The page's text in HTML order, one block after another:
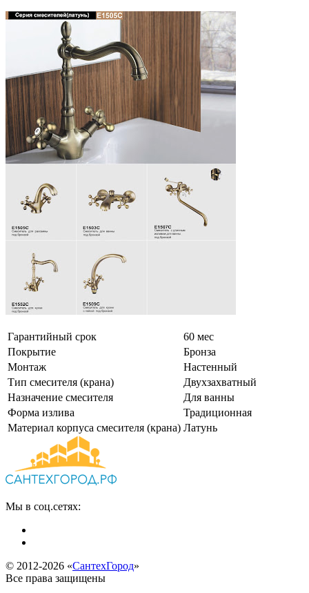
Гарантийный срок
60 мес
Покрытие
Бронза
Монтаж
Настенный
Тип смесителя (крана)
Двухзахватный
Назначение смесителя
Для ванны
Форма излива
Традиционная
Материал корпуса смесителя (крана) Латунь
Мы в соц.сетях:
© 2012-2026 «СантехГород»
Все права защищены